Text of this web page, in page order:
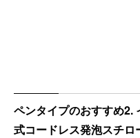
ペンタイプのおすすめ2.
式コードレス発泡スチロ